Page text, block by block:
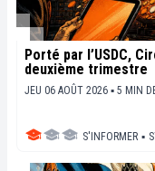
Porté par l’USDC,
deuxième trimestre
JEU 06 AOÛT 2026 ▪ 5 MIN
S'INFORMER ▪